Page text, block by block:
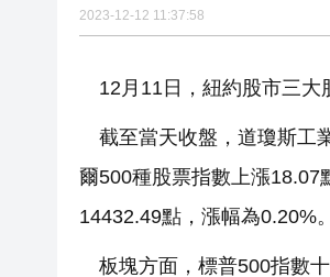
2023-12-12 11:37:58
12月11日，紐約股市三大
截至當天收盤，道瓊斯工
爾500種股票指數上漲18.07
14432.49點，漲幅為0.20%。
板塊方面，標普500指數